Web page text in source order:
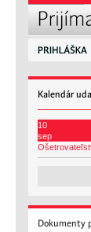
Kalendár
10
sep
Dokumenty